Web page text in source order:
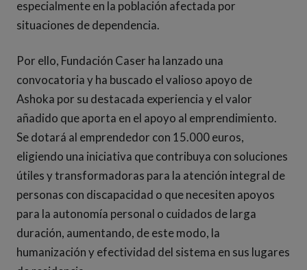
especialmente en la población afectada por
situaciones de dependencia.
Por ello, Fundación Caser ha lanzado una
convocatoria y ha buscado el valioso apoyo de
Ashoka por su destacada experiencia y el valor
añadido que aporta en el apoyo al emprendimiento.
Se dotará al emprendedor con 15.000 euros,
eligiendo una iniciativa que contribuya con soluciones
útiles y transformadoras para la atención integral de
personas con discapacidad o que necesiten apoyos
para la autonomía personal o cuidados de larga
duración, aumentando, de este modo, la
humanización y efectividad del sistema en sus lugares